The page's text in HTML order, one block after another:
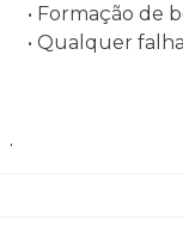
• Formação de
• Qualquer
.